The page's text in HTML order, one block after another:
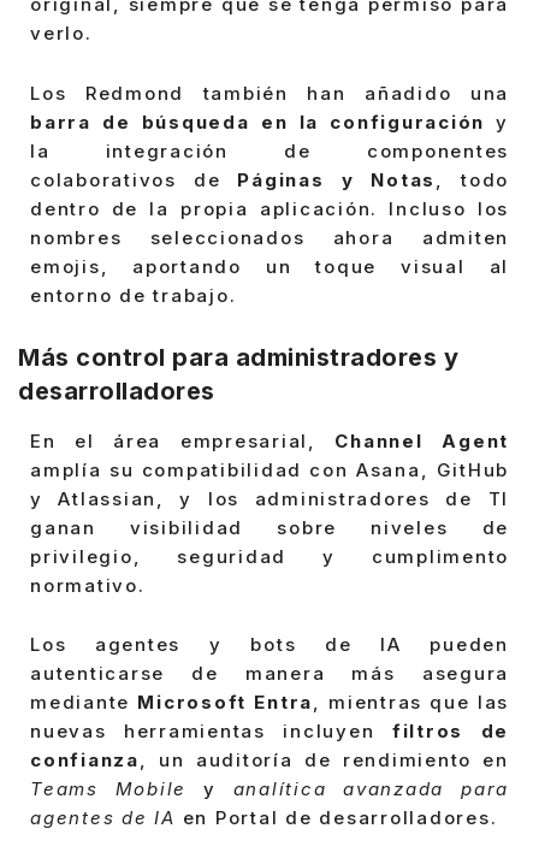
original, siempre que se tenga permiso para
verlo.
Los Redmond también han añadido una
barra de búsqueda en la configuracióny
la integración de componentes
colaborativos de Páginas y Notas , todo
dentro de la propia aplicación. Incluso los
nombres seleccionados ahora admiten
emojis, aportando un toque visual al
entorno de trabajo.
Más control para administradores y
desarrolladores
En el área empresarial, Channel Agent
amplía su compatibilidad con Asana, GitHub
y Atlassian, y los administradores de TI
ganan visibilidad sobre niveles de
privilegio, seguridad y cumplimento
normativo.
Los agentes y bots de IA pueden
autenticarse de manera más asegura
mediante Microsoft Entra, mientras que las
nuevas herramientas incluyen filtros de
confianza, un auditoría de rendimiento en
Teams Mobile
y analítica avanzada para
agentes de IA en Portal de desarrolladores.